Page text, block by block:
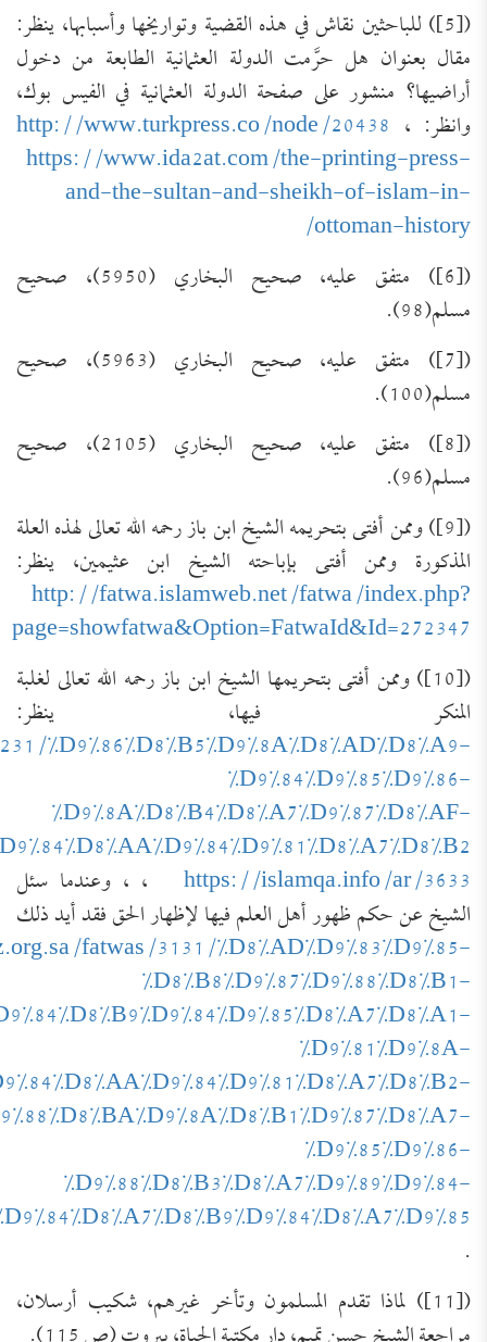
([5]) للباحثين نقاش في هذه القضية وتواريخها وأسبابها، ينظر:
مقال بعنوان هل حرَّمت الدولة العثمانية الطابعة من دخول
أراضيها؟ منشور على صفحة الدولة العثمانية في الفيس بوك،
وانظر: http://www.turkpress.co/node/20438 ،
https://www.ida2at.com/the-printing-press-
and-the-sultan-and-sheikh-of-islam-in-
ottoman-history/
([6]) متفق عليه، صحيح البخاري (5950)، صحيح
مسلم(98).
([7]) متفق عليه، صحيح البخاري (5963)، صحيح
مسلم(100).
([8]) متفق عليه، صحيح البخاري (2105)، صحيح
مسلم(96).
([9]) وممن أفتى بتحريمه الشيخ ابن باز رحمه الله تعالى لهذه العلة
المذكورة وممن أفتى بإباحته الشيخ ابن عثيمين، ينظر:
http://fatwa.islamweb.net/fatwa/index.php?
page=showfatwa&Option=FatwaId&Id=272347
([10]) وممن أفتى بتحريمها الشيخ ابن باز رحمه الله تعالى لغلبة
المنكر فيها، ينظر:
%D9%84%D9%85%D9%86-
%D9%8A%D8%B4%D8%A7%D9%87%D8%AF-
، https://islamqa.info/ar/3633 ، وعندما سئل
الشيخ عن حكم ظهور أهل العلم فيها لإظهار الحق فقد أيد ذلك
fatwas/3131/%D8%AD%D9%83%D9%85-
%D8%B8%D9%87%D9%88%D8%B1-
%D9%81%D9%8A-
%D9%85%D9%86-
%D9%88%D8%B3%D8%A7%D9%89%D9%84-
.
([11]) لماذا تقدم المسلمون وتأخر غيرهم، شكيب أرسلان،